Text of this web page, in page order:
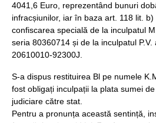
4041,6 Euro, reprezentând bunuri
infracșiunilor, iar în baza art. 118 lit.
confiscarea specială de la inculpatul
seria 80360714 și de la inculpatul
20610010-92300J.
S-a dispus restituirea Bl pe numele
fost obligați inculpații la plata sumei
judiciare către stat.
Pentru a pronunța această sentință,